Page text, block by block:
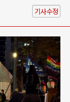
기사수정